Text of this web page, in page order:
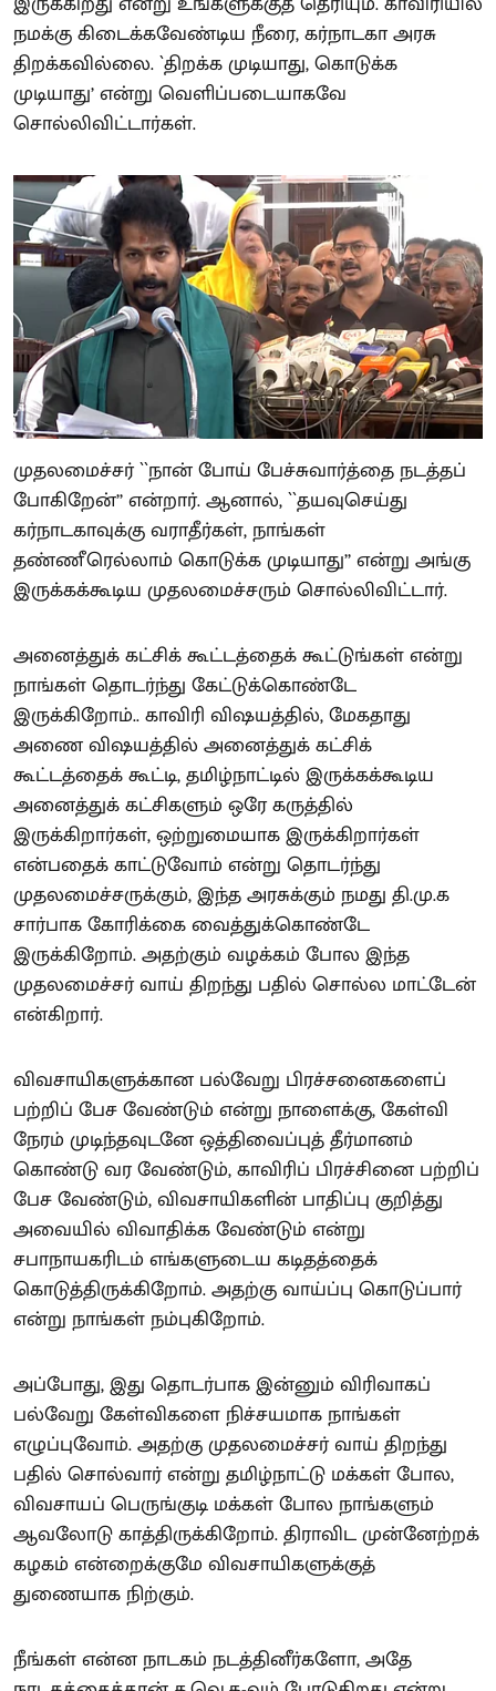
நமக்கு கிடைக்கவேண்டிய நீரை, கர்நாடகா அரசு
திறக்கவில்லை. `திறக்க முடியாது, கொடுக்க
முடியாது’ என்று வெளிப்படையாகவே
சொல்லிவிட்டார்கள்.
முதலமைச்சர் ``நான் போய் பேச்சுவார்த்தை நடத்தப்
போகிறேன்’’ என்றார். ஆனால், ``தயவுசெய்து
கர்நாடகாவுக்கு வராதீர்கள், நாங்கள்
தண்ணீரெல்லாம் கொடுக்க முடியாது’’ என்று அங்கு
இருக்கக்கூடிய முதலமைச்சரும் சொல்லிவிட்டார்.
அனைத்துக் கட்சிக் கூட்டத்தைக் கூட்டுங்கள் என்று
நாங்கள் தொடர்ந்து கேட்டுக்கொண்டே
இருக்கிறோம்.. காவிரி விஷயத்தில், மேகதாது
அணை விஷயத்தில் அனைத்துக் கட்சிக்
கூட்டத்தைக் கூட்டி, தமிழ்நாட்டில் இருக்கக்கூடிய
அனைத்துக் கட்சிகளும் ஒரே கருத்தில்
இருக்கிறார்கள், ஒற்றுமையாக இருக்கிறார்கள்
என்பதைக் காட்டுவோம் என்று தொடர்ந்து
முதலமைச்சருக்கும், இந்த அரசுக்கும் நமது தி.மு.க
சார்பாக கோரிக்கை வைத்துக்கொண்டே
இருக்கிறோம். அதற்கும் வழக்கம் போல இந்த
முதலமைச்சர் வாய் திறந்து பதில் சொல்ல மாட்டேன்
என்கிறார்.
விவசாயிகளுக்கான பல்வேறு பிரச்சனைகளைப்
பற்றிப் பேச வேண்டும் என்று நாளைக்கு, கேள்வி
நேரம் முடிந்தவுடனே ஒத்திவைப்புத் தீர்மானம்
கொண்டு வர வேண்டும், காவிரிப் பிரச்சினை பற்றிப்
பேச வேண்டும், விவசாயிகளின் பாதிப்பு குறித்து
அவையில் விவாதிக்க வேண்டும் என்று
சபாநாயகரிடம் எங்களுடைய கடிதத்தைக்
கொடுத்திருக்கிறோம். அதற்கு வாய்ப்பு கொடுப்பார்
என்று நாங்கள் நம்புகிறோம்.
அப்போது, இது தொடர்பாக இன்னும் விரிவாகப்
பல்வேறு கேள்விகளை நிச்சயமாக நாங்கள்
எழுப்புவோம். அதற்கு முதலமைச்சர் வாய் திறந்து
பதில் சொல்வார் என்று தமிழ்நாட்டு மக்கள் போல,
விவசாயப் பெருங்குடி மக்கள் போல நாங்களும்
ஆவலோடு காத்திருக்கிறோம். திராவிட முன்னேற்றக்
கழகம் என்றைக்குமே விவசாயிகளுக்குத்
துணையாக நிற்கும்.
நீங்கள் என்ன நாடகம் நடத்தினீர்களோ, அதே